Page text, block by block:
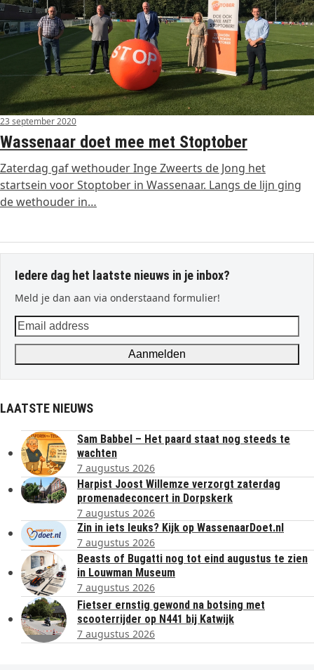
23 september 2020
Wassenaar doet mee met Stoptober
Zaterdag gaf wethouder Inge Zweerts de Jong het
startsein voor Stoptober in Wassenaar. Langs de lijn ging
de wethouder in…
Iedere dag het laatste nieuws in je inbox?
Meld je dan aan via onderstaand formulier!
Email
address
Aanmelden
LAATSTE NIEUWS
Sam Babbel – Het paard staat nog steeds te
wachten
7 augustus 2026
Harpist Joost Willemze verzorgt zaterdag
promenadeconcert in Dorpskerk
7 augustus 2026
Zin in iets leuks? Kijk op WassenaarDoet.nl
7 augustus 2026
Beasts of Bugatti nog tot eind augustus te zien
in Louwman Museum
7 augustus 2026
Fietser ernstig gewond na botsing met
scooterrijder op N441 bij Katwijk
7 augustus 2026